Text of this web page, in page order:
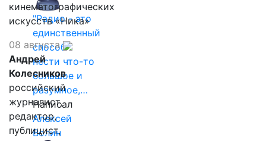
"Радио - это
единственный
способ
нести что-то
большое и
разумное,…
Написал
Алексей
Волин
кинематографических
искусств «Ника»
08 августа
Андрей
Колесников
российский
журналист,
редактор,
публицист,